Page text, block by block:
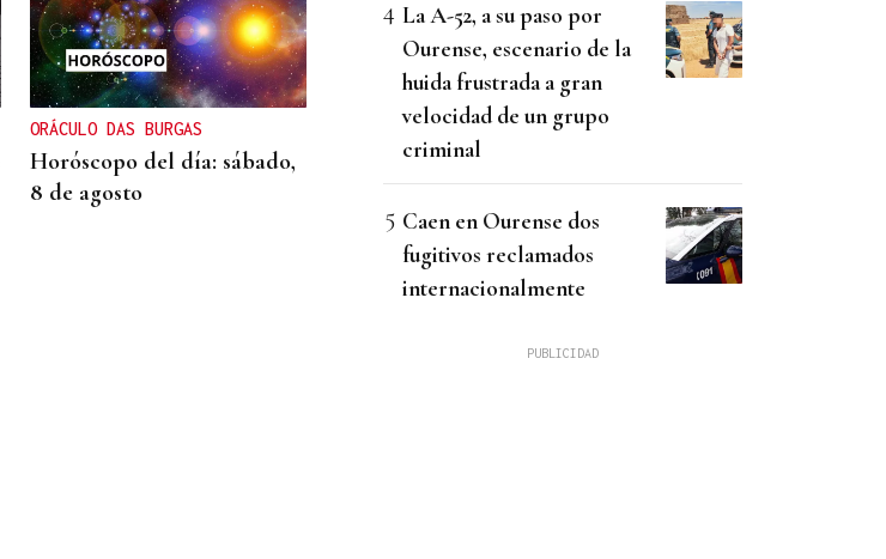
ORÁCULO DAS BURGAS
Horóscopo del día: sábado,
8 de agosto
La A-52, a su paso por
Ourense, escenario de la
huida frustrada a gran
velocidad de un grupo
criminal
Caen en Ourense dos
fugitivos reclamados
internacionalmente